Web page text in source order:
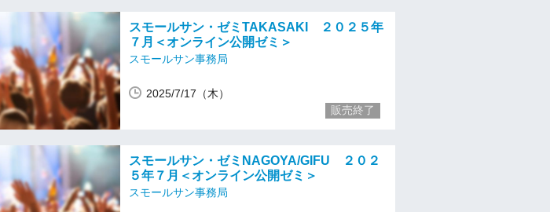
スモールサン・ゼミTAKASAKI ２０２５年
７月＜オンライン公開ゼミ＞
スモールサン事務局
2025/7/17（木）
販売終了
スモールサン・ゼミNAGOYA/GIFU ２０２
５年７月＜オンライン公開ゼミ＞
スモールサン事務局